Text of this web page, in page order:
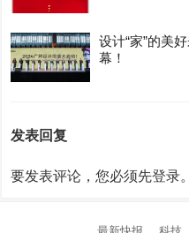
设计“家”的美
幕！
发表回复
要发表评论，您必须先登录。